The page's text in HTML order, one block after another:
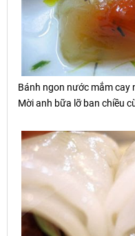
Bánh ngon nước mắm cay
Mời anh bữa lỡ ban chiều